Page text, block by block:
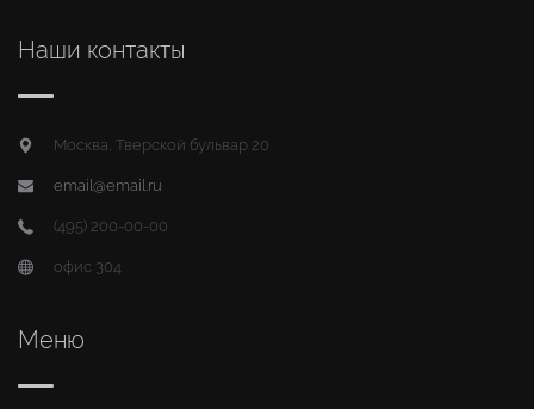
Наши контакты
Москва, Тверской бульвар 20
email@email.ru
(495) 200-00-00
офис 304
Меню